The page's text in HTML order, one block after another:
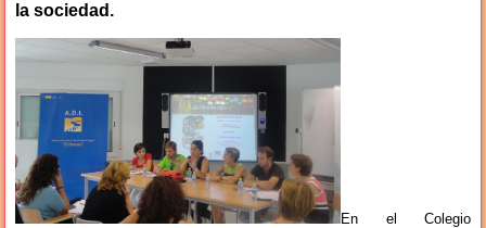
la sociedad.
En el Colegio